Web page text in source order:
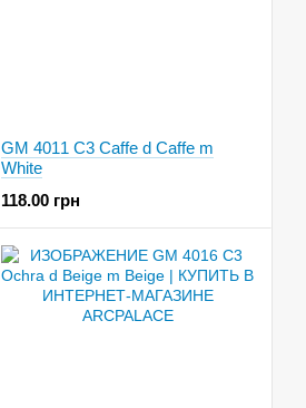
GM 4011 C3 Caffe d Caffe m
White
118.00 грн